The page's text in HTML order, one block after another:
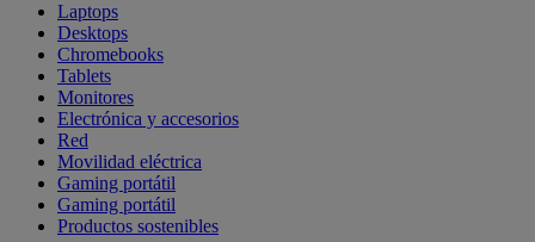
Laptops
Desktops
Chromebooks
Tablets
Monitores
Electrónica y accesorios
Red
Movilidad eléctrica
Gaming portátil
Gaming portátil
Productos sostenibles